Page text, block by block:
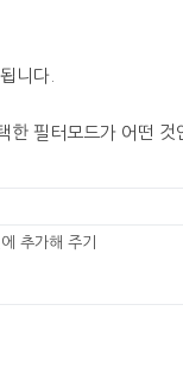
니다.
필터모드가 어떤
추가해 주기